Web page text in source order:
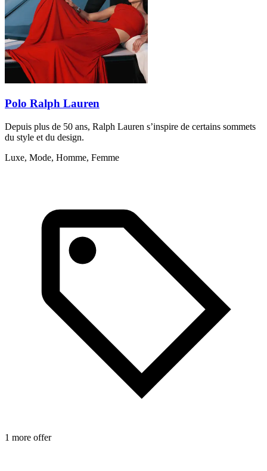
Polo Ralph Lauren
Depuis plus de 50 ans, Ralph Lauren s’inspire de certains sommets
du style et du design.
Luxe, Mode, Homme, Femme
1 more offer